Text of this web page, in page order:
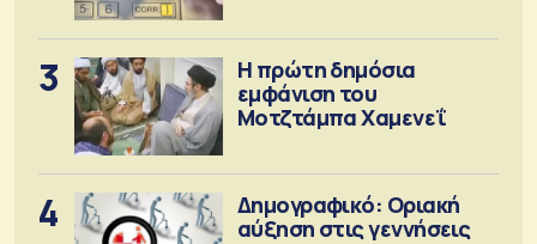
3
Η πρώτη δημόσια
εμφάνιση του
Μοτζτάμπα Χαμενεΐ
4
Δημογραφικό: Οριακή
αύξηση στις γεννήσεις